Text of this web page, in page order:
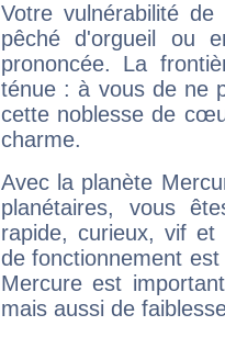
Votre vulnérabilité
pêché d'orgueil ou
prononcée. La
ténue : à vous de ne
cette noblesse de
charme.
Avec la planète
planétaires, vous
rapide, curieux, vif et
de fonctionnement
Mercure est
mais aussi de